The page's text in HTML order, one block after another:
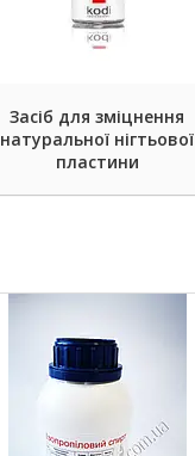
Засіб для зміцнення
натуральної нігтьової
пластини